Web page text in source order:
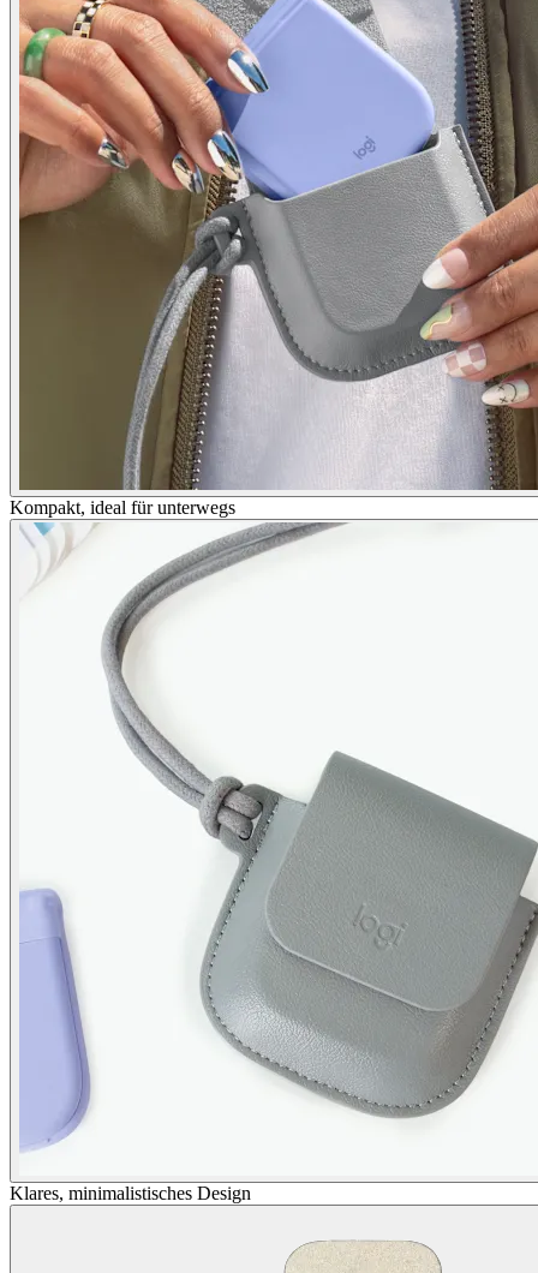
Kompakt, ideal für unterwegs
Klares, minimalistisches Design